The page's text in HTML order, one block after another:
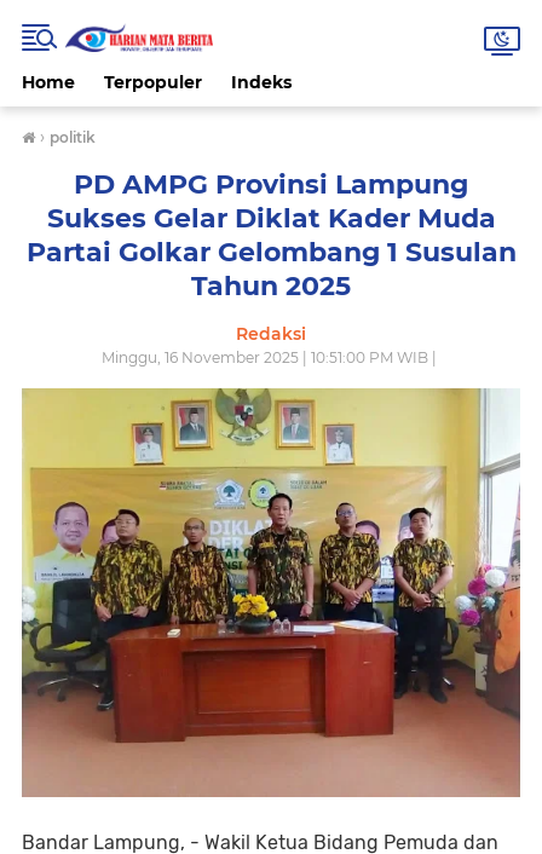
Home Terpopuler Indeks
› politik
PD AMPG Provinsi Lampung
Sukses Gelar Diklat Kader Muda
Partai Golkar Gelombang 1 Susulan
Tahun 2025
Redaksi
Minggu, 16 November 2025 | 10:51:00 PM WIB |
Bandar Lampung, - Wakil Ketua Bidang Pemuda dan